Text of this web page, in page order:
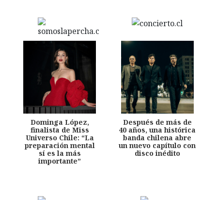
Dominga López,
finalista de Miss
Universo Chile: “La
preparación mental
sí es la más
importante”
Después de más de
40 años, una histórica
banda chilena abre
un nuevo capítulo con
disco inédito